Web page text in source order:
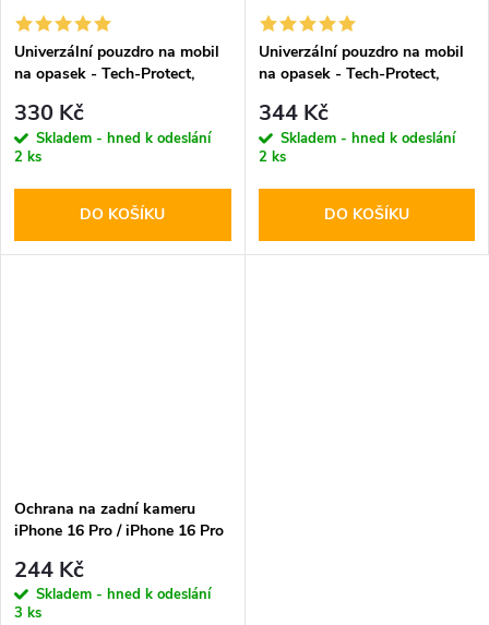
Univerzální pouzdro na mobil
na opasek - Tech-Protect,
330 Kč
Skladem - hned k odeslání
2 ks
DO KOŠÍKU
Univerzální pouzdro na mobil
na opasek - Tech-Protect,
344 Kč
Skladem - hned k odeslání
2 ks
DO KOŠÍKU
Ochrana na zadní kameru
iPhone 16 Pro / iPhone 16 Pro
244 Kč
Skladem - hned k odeslání
3 ks